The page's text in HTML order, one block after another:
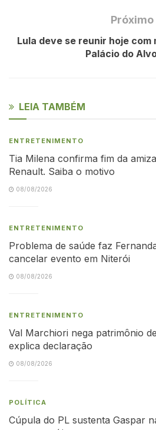
Próximo
Lula deve se reunir hoje com
Palácio do
LEIA TAMBÉM
ENTRETENIMENTO
Tia Milena confirma fim da
Renault. Saiba o motivo
08/08/2026
ENTRETENIMENTO
Problema de saúde faz
cancelar evento em Niterói
08/08/2026
ENTRETENIMENTO
Val Marchiori nega patrimônio
explica declaração
08/08/2026
POLÍTICA
Cúpula do PL sustenta Gaspar